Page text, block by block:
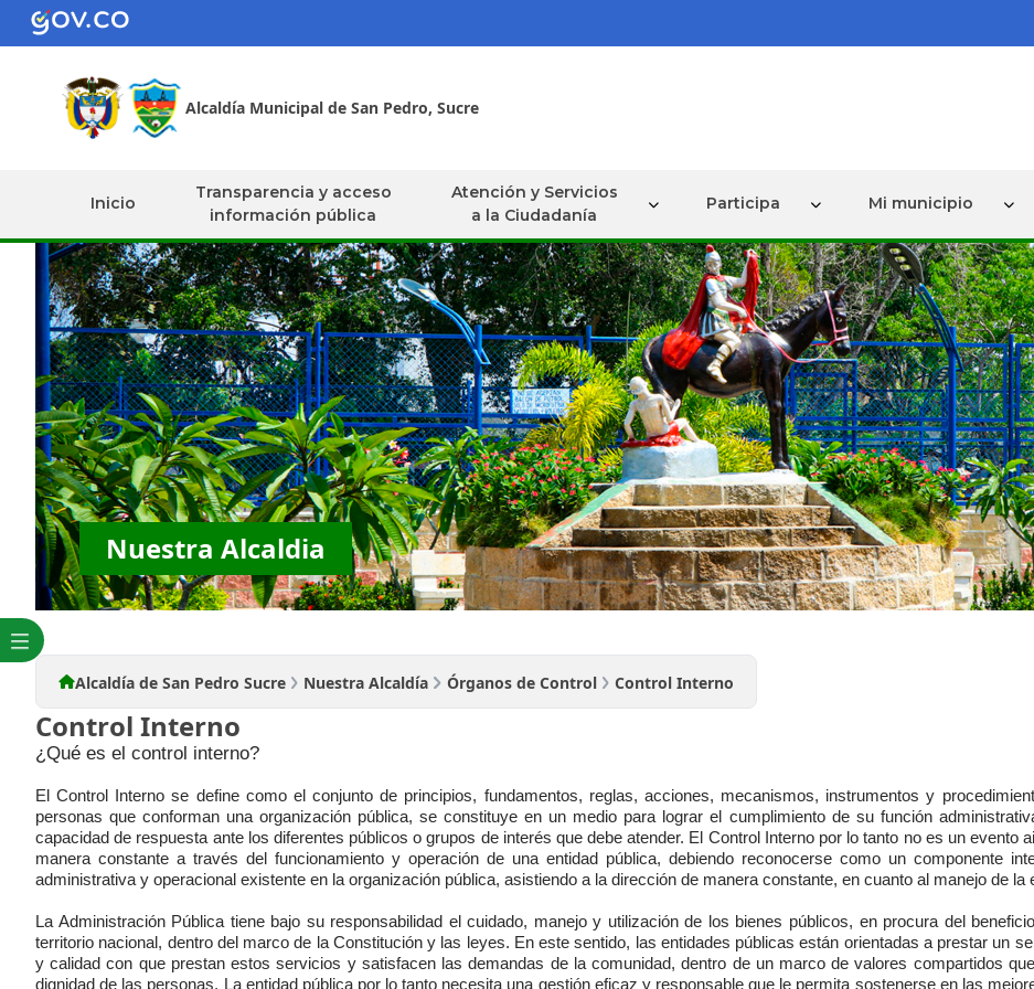
Alcaldía Municipal de San Pedro, Sucre
Inicio
Transparencia y acceso
información pública
Atención y Servicios
a la Ciudadanía
Participa Mi municipio
Nuestra Alcaldia
Alcaldía de San Pedro Sucre Nuestra Alcaldía Órganos de Control Control Interno
Control Interno
​​¿Qué es el control interno?
El Control Interno se define como el conjunto de principios, fundamentos, reglas, acciones, mecanismos, instrumentos y
personas que conforman una organización pública, se constituye en un medio para lograr el cumplimiento de su función
capacidad de respuesta ante los diferentes públicos o grupos de interés que debe atender. El Control Interno por lo tanto no es un
manera constante a través del funcionamiento y operación de una entidad pública, debiendo reconocerse como un componente
administrativa y operacional existente en​ la organización pública, asistiendo a la dirección de manera constante, en cuanto al manejo de
La Administración Pública tiene bajo su responsabilidad el cuidado, manejo y utilización de los bienes públicos, en procura del
territorio nacional, dentro del marco de la Constitución y las leyes. En este sentido, las entidades públicas están orientadas a prestar un
y calidad con que prestan estos servicios y satisfacen las demandas de la comunidad, dentro de un marco de valores compartidos
dignidad de las personas. La entidad pública por lo tanto necesita una gestión eficaz y responsable que le permita sostenerse en las